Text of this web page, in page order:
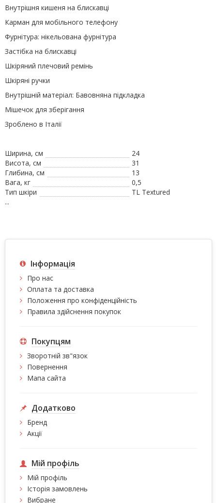
Внутрішня кишеня на блискавці
Карман для мобільного телефону
Фурнітура: нікельована фурнітура
Застібка на блискавці
Шкіряний плечовий ремінь
Шкіряні ручки
Внутрішній матеріал: Бавовняна підкладка
Мішечок для зберігання
Зроблено в Італії
Ширина, см
24
Висота, см
31
Глибина, см
13
Вага, кг
0,5
Тип шкіри
TL Textured
...
Інформація
Про нас
Оплата та доставка
Положення про конфіденційність
Правила здійснення покупок
Покупцям
Зворотній зв"язок
Повернення
Мапа сайта
Додатково
Бренд
Акції
Мій профіль
Мій профіль
Історія замовлень
Вибране